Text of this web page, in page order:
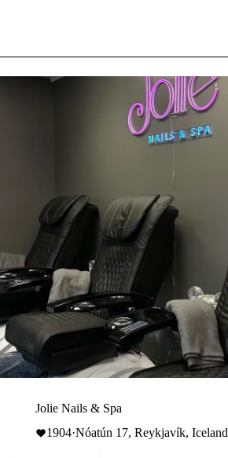
Jolie Nails & Spa
1904·Nóatún 17, Reykjavík, Iceland